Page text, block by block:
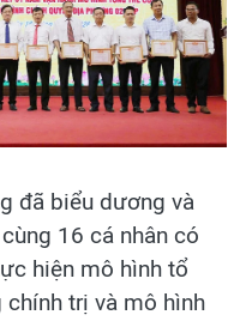
đã biểu dương và
16 cá nhân có
hiện mô hình tổ
trị và mô hình